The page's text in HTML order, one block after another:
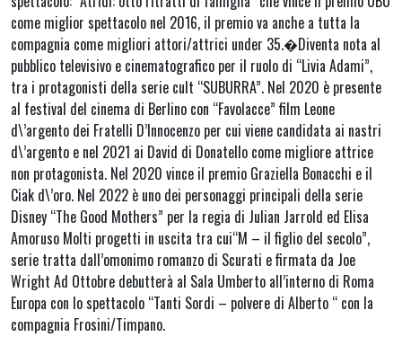
come miglior spettacolo nel 2016, il premio va anche a tutta la
compagnia come migliori attori/attrici under 35.�Diventa nota al
pubblico televisivo e cinematografico per il ruolo di “Livia Adami”,
tra i protagonisti della serie cult “SUBURRA”. Nel 2020 è presente
al festival del cinema di Berlino con “Favolacce” film Leone
d\’argento dei Fratelli D’Innocenzo per cui viene candidata ai nastri
d\’argento e nel 2021 ai David di Donatello come migliore attrice
non protagonista. Nel 2020 vince il premio Graziella Bonacchi e il
Ciak d\’oro. Nel 2022 è uno dei personaggi principali della serie
Disney “The Good Mothers” per la regia di Julian Jarrold ed Elisa
Amoruso Molti progetti in uscita tra cui“M – il figlio del secolo”,
serie tratta dall’omonimo romanzo di Scurati e firmata da Joe
Wright Ad Ottobre debutterà al Sala Umberto all’interno di Roma
Europa con lo spettacolo “Tanti Sordi – polvere di Alberto “ con la
compagnia Frosini/Timpano.